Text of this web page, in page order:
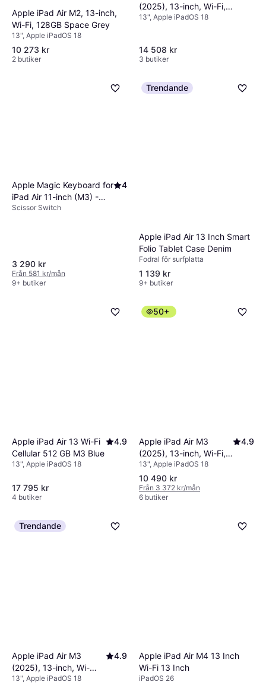
Apple iPad Air M2, 13-inch,
Wi-Fi, 128GB Space Grey
13", Apple iPadOS 18
10 273 kr
2 butiker
(2025), 13-inch, Wi-Fi,
512GB Blue
13", Apple iPadOS 18
14 508 kr
3 butiker
Apple Magic Keyboard for
iPad Air 11-inch (M3) -
Swedish
4
Scissor Switch
3 290 kr
Från 581 kr/mån
9+ butiker
Trendande
Apple iPad Air 13 Inch Smart
Folio Tablet Case Denim
Fodral för surfplatta
1 139 kr
9+ butiker
Apple iPad Air 13 Wi-Fi
Cellular 512 GB M3 Blue
4.9
13", Apple iPadOS 18
17 795 kr
4 butiker
50+
Apple iPad Air M3
(2025), 13-inch, Wi-Fi,
128GB Space Grey
4.9
13", Apple iPadOS 18
10 490 kr
Från 3 372 kr/mån
6 butiker
Trendande
Apple iPad Air M3
(2025), 13-inch, Wi-
Fi+Cellular, 128GB
4.9
13", Apple iPadOS 18
Apple iPad Air M4 13 Inch
Wi-Fi 13 Inch
iPadOS 26